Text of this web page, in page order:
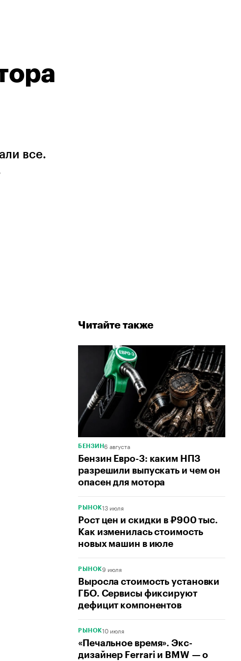
Читайте также
БЕНЗИН6 августа
Бензин Евро-3: каким НПЗ
разрешили выпускать и чем он
опасен для мотора
РЫНОК13 июля
Рост цен и скидки в ₽900 тыс.
Как изменилась стоимость
новых машин в июле
РЫНОК9 июля
Выросла стоимость установки
ГБО. Сервисы фиксируют
дефицит компонентов
РЫНОК10 июля
«Печальное время». Экс-
дизайнер Ferrari и BMW — о
все.